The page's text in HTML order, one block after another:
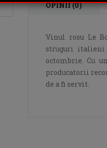
OPINII (0)
Vinul rosu Le
struguri
octombrie. Cu
producatorii
de a fi servit.